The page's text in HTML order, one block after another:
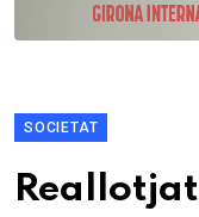
SOCIETAT